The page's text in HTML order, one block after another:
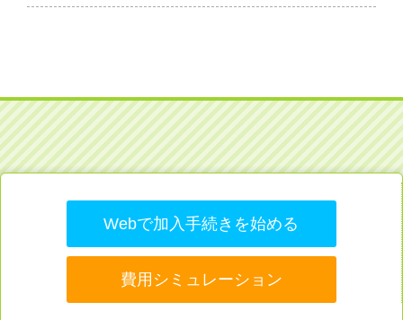
Webで加入手続きを始める
費用シミュレーション